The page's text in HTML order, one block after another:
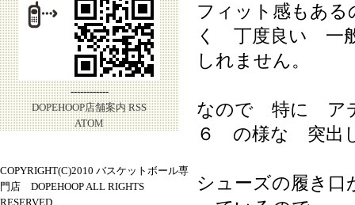
------------
DOPEHOOP店舗案内 RSS
ATOM
フィット感もあ
く 丁度良い 一
しれません。
なので 特に ア
６ の様な 突出
シューズの履き
COPYRIGHT(C)2010 バスケットボール専
門店 DOPEHOOP ALL RIGHTS
RESERVED.